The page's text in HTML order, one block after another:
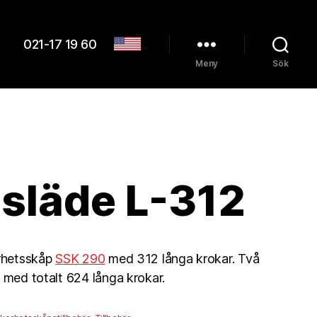
021-17 19 60
Meny Sök
L-312
SSK 290 med 312 långa krokar. Två
totalt 624 långa krokar.